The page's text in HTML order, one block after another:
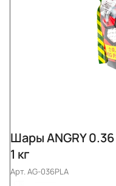
Шары ANGRY
1 кг
Арт.AG-036PLA